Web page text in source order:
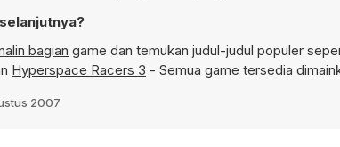
bagian game dan temukan judul-judul populer
Hyperspace Racers 3 - Semua game tersedia
2007